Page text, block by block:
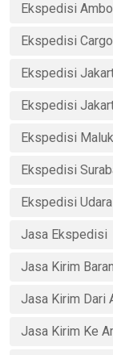
Ekspedisi
Ekspedisi
Ekspedisi
Ekspedisi
Ekspedisi
Ekspedisi
Ekspedisi
Jasa Ekspedisi
Jasa Kirim
Jasa Kirim Dari
Jasa Kirim Ke